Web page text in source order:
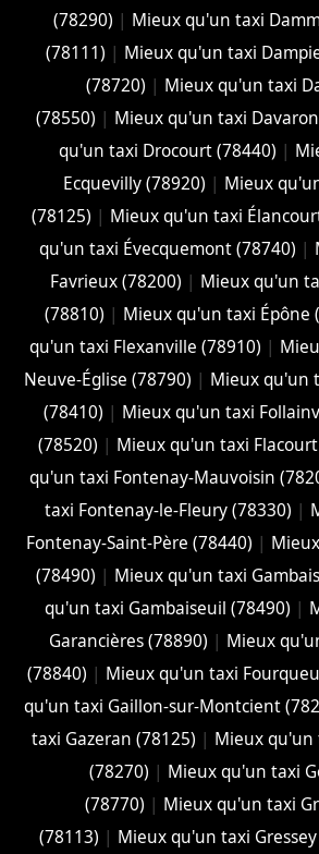
(78290) | Mieux qu'un taxi
(78111) | Mieux qu'un taxi
(78720) | Mieux qu'un taxi
(78550) | Mieux qu'un taxi
qu'un taxi Drocourt (78440) |
Ecquevilly (78920) | Mieux
(78125) | Mieux qu'un taxi
qu'un taxi Évecquemont (78740) |
Favrieux (78200) | Mieux qu'un
(78810) | Mieux qu'un taxi Épône
qu'un taxi Flexanville (78910) |
Neuve-Église (78790) | Mieux qu'un
(78410) | Mieux qu'un taxi
(78520) | Mieux qu'un taxi
qu'un taxi Fontenay-Mauvoisin
taxi Fontenay-le-Fleury (78330) |
Fontenay-Saint-Père (78440) |
(78490) | Mieux qu'un taxi
qu'un taxi Gambaiseuil (78490) |
Garancières (78890) | Mieux
(78840) | Mieux qu'un taxi
qu'un taxi Gaillon-sur-Montcient
taxi Gazeran (78125) | Mieux qu'un
(78270) | Mieux qu'un taxi
(78770) | Mieux qu'un taxi
(78113) | Mieux qu'un taxi